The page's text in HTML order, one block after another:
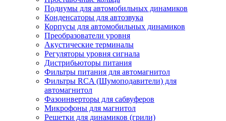
Подиумы для автомобильных динамиков
Конденсаторы для автозвука
Корпусы для автомобильных динамиков
Преобразователи уровня
Акустические терминалы
Регуляторы уровня сигнала
Дистрибьюторы питания
Фильтры питания для автомагнитол
Фильтры RCA (Шумоподавители) для
автомагнитол
Фазоинверторы для сабвуферов
Микрофоны для магнитол
Решетки для динамиков (грили)